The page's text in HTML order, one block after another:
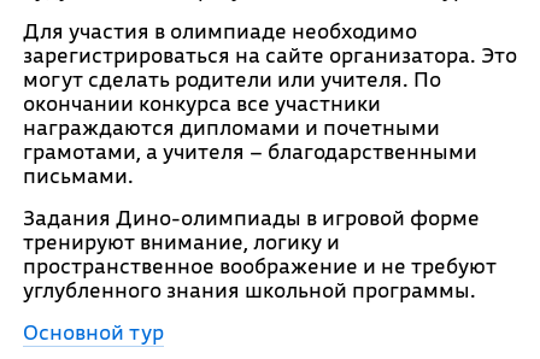
Для участия в олимпиаде необходимо
зарегистрироваться на сайте организатора. Это
могут сделать родители или учителя. По
окончании конкурса все участники
награждаются дипломами и почетными
грамотами, а учителя – благодарственными
письмами.
Задания Дино-олимпиады в игровой форме
тренируют внимание, логику и
пространственное воображение и не требуют
углубленного знания школьной программы.
Основной тур